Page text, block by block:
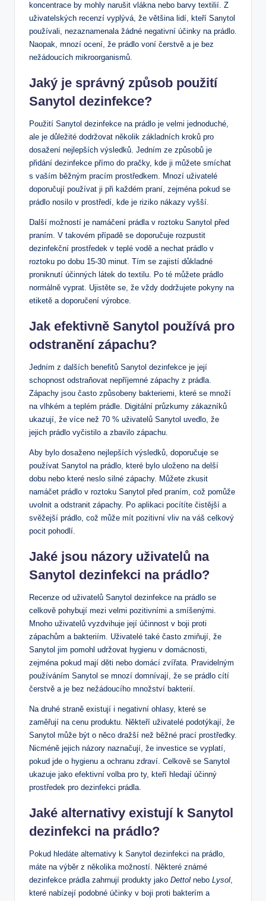
koncentrace by mohly narušit vlákna nebo barvy textilií. Z
uživatelských recenzí vyplývá, že většina lidí, kteří Sanytol
používali, nezaznamenala žádné negativní účinky na prádlo.
Naopak, mnozí ocení, že prádlo voní čerstvě a je bez
nežádoucích mikroorganismů.
Jaký je správný způsob použití
Sanytol dezinfekce?
Použití Sanytol dezinfekce na prádlo je velmi jednoduché,
ale je důležité dodržovat několik základních kroků pro
dosažení nejlepších výsledků. Jedním ze způsobů je
přidání dezinfekce přímo do pračky, kde ji můžete smíchat
s vaším běžným pracím prostředkem. Mnozí uživatelé
doporučují používat ji při každém praní, zejména pokud se
prádlo nosilo v prostředí, kde je riziko nákazy vyšší.
Další možností je namáčení prádla v roztoku Sanytol před
praním. V takovém případě se doporučuje rozpustit
dezinfekční prostředek v teplé vodě a nechat prádlo v
roztoku po dobu 15-30 minut. Tím se zajistí důkladné
proniknutí účinných látek do textilu. Po té můžete prádlo
normálně vyprat. Ujistěte se, že vždy dodržujete pokyny na
etiketě a doporučení výrobce.
Jak efektivně Sanytol používá pro
odstranění zápachu?
Jedním z dalších benefitů Sanytol dezinfekce je její
schopnost odstraňovat nepříjemné zápachy z prádla.
Zápachy jsou často způsobeny bakteriemi, které se množí
na vlhkém a teplém prádle. Digitální průzkumy zákazníků
ukazují, že více než 70 % uživatelů Sanytol uvedlo, že
jejich prádlo vyčistilo a zbavilo zápachu.
Aby bylo dosaženo nejlepších výsledků, doporučuje se
používat Sanytol na prádlo, které bylo uloženo na delší
dobu nebo které neslo silné zápachy. Můžete zkusit
namáčet prádlo v roztoku Sanytol před praním, což pomůže
uvolnit a odstranit zápachy. Po aplikaci pocítíte čistější a
svěžejší prádlo, což může mít pozitivní vliv na váš celkový
pocit pohodlí.
Jaké jsou názory uživatelů na
Sanytol dezinfekci na prádlo?
Recenze od uživatelů Sanytol dezinfekce na prádlo se
celkově pohybují mezi velmi pozitivními a smíšenými.
Mnoho uživatelů vyzdvihuje její účinnost v boji proti
zápachům a bakteriím. Uživatelé také často zmiňují, že
Sanytol jim pomohl udržovat hygienu v domácnosti,
zejména pokud mají děti nebo domácí zvířata. Pravidelným
používáním Sanytol se mnozí domnívají, že se prádlo cítí
čerstvě a je bez nežádoucího množství bakterií.
Na druhé straně existují i negativní ohlasy, které se
zaměřují na cenu produktu. Někteří uživatelé podotýkají, že
Sanytol může být o něco dražší než běžné prací prostředky.
Nicméně jejich názory naznačují, že investice se vyplatí,
pokud jde o hygienu a ochranu zdraví. Celkově se Sanytol
ukazuje jako efektivní volba pro ty, kteří hledají účinný
prostředek pro dezinfekci prádla.
Jaké alternativy existují k Sanytol
dezinfekci na prádlo?
Pokud hledáte alternativy k Sanytol dezinfekci na prádlo,
máte na výběr z několika možností. Některé známé
dezinfekce prádla zahrnují produkty jako Dettol nebo Lysol,
které nabízejí podobné účinky v boji proti bakterím a